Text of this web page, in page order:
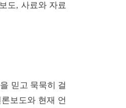
도, 사료와 자료
믿고 묵묵히 걸
보도와 현재 언